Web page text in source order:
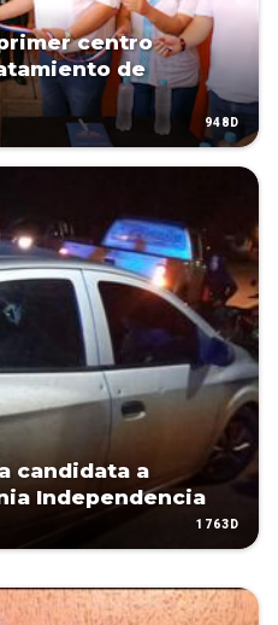
centro
de
948D
candidata a
Independencia
1763D